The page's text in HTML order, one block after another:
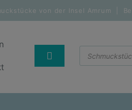
von der Insel Amrum |